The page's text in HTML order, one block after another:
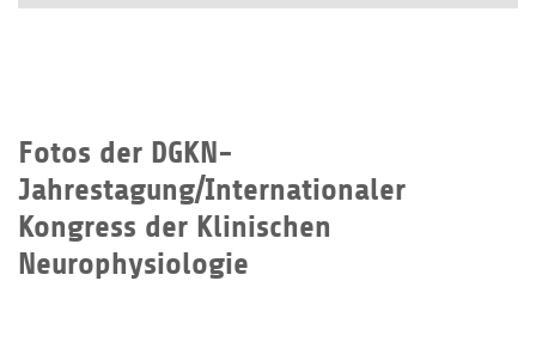
Fotos der DGKN-
Jahrestagung/Internationaler
Kongress der Klinischen
Neurophysiologie